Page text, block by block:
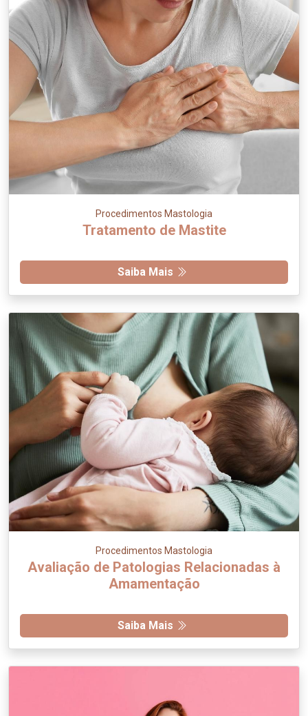
Procedimentos Mastologia
Tratamento de Mastite
Saiba Mais
Procedimentos Mastologia
Avaliação de Patologias Relacionadas à
Amamentação
Saiba Mais